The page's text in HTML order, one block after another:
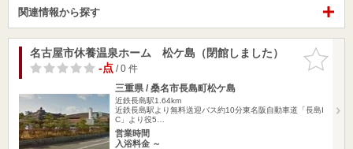
関連情報から探す
お気に入
りに追加
名古屋市休養温泉ホーム 松ケ島（閉館しました）
-点/ 0 件
三重県 / 桑名市長島町松ケ島
近鉄長島駅1.64km
近鉄長島駅より無料送迎バス約10分東名阪自動車道「長島I
C」より役5…
営業時間
入浴料金 ～